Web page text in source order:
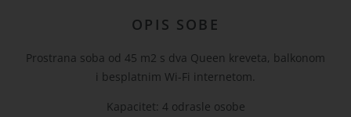
OPIS SOBE
Prostrana soba od 45 m2 s dva Queen kreveta, balkonom
i besplatnim Wi-Fi internetom.
Kapacitet: 4 odrasle osobe